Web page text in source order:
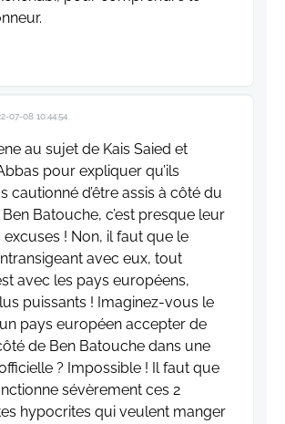
07-08 10:44:54
au sujet de Kais Saied et
pour expliquer qu’ils
cautionné d’être assis à côté du
Batouche, c’est presque leur
! Non, il faut que le
avec eux, tout
avec les pays européens,
puissants ! Imaginez-vous le
pays européen accepter de
de Ben Batouche dans une
? Impossible ! Il faut que
sévèrement ces 2
hypocrites qui veulent manger